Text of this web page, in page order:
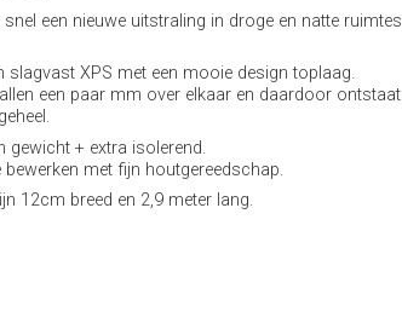
een nieuwe uitstraling in droge en natte ruimtes
slagvast XPS met een mooie design toplaag.
een paar mm over elkaar en daardoor ontstaat
gewicht + extra isolerend.
bewerken met fijn houtgereedschap.
12cm breed en 2,9 meter lang.